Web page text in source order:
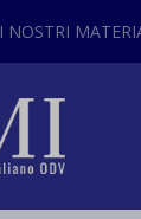
I NOSTRI